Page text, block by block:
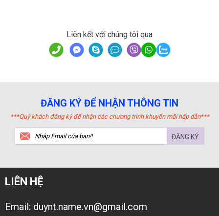
Liên kết với chúng tôi qua
ĐĂNG KÝ ĐỂ NHẬN THÔNG TIN
***Quý khách đăng ký để nhận các chương trình khuyến mãi hấp dẫn***
ĐĂNG KÝ
LIÊN HỆ
Email: duynt.name.vn@gmail.com